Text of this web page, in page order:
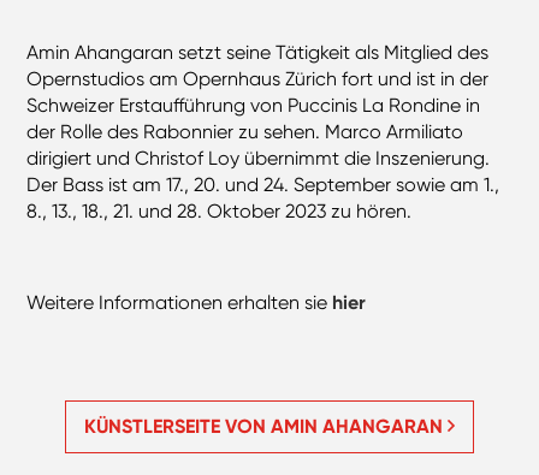
Amin Ahangaran setzt seine Tätigkeit als Mitglied des
Opernstudios am Opernhaus Zürich fort und ist in der
Schweizer Erstaufführung von Puccinis La Rondine in
der Rolle des Rabonnier zu sehen. Marco Armiliato
dirigiert und Christof Loy übernimmt die Inszenierung.
Der Bass ist am 17., 20. und 24. September sowie am 1.,
8., 13., 18., 21. und 28. Oktober 2023 zu hören.
Weitere Informationen erhalten sie hier
KÜNSTLERSEITE VON AMIN AHANGARAN